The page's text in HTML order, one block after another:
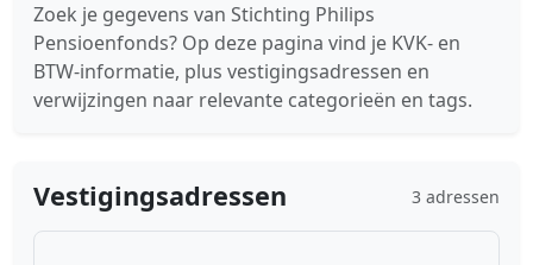
Zoek je gegevens van Stichting Philips
Pensioenfonds? Op deze pagina vind je KVK- en
BTW-informatie, plus vestigingsadressen en
verwijzingen naar relevante categorieën en tags.
Vestigingsadressen 3 adressen